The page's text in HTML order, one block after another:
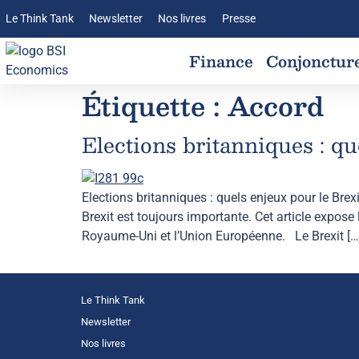
Le Think Tank Newsletter Nos livres Presse
Finance
Étiquette : Accord
Elections britanniques :
Elections britanniques : quels enjeux pour le
Brexit est toujours importante. Cet article
Royaume-Uni et l’Union Européenne. Le Brexit
Le Think Tank
Newsletter
Nos livres